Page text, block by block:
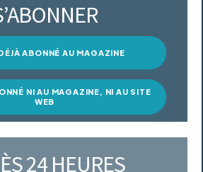
ABONNÉ AU MAGAZINE
NI AU MAGAZINE, NI AU SITE
WEB
24 HEURES